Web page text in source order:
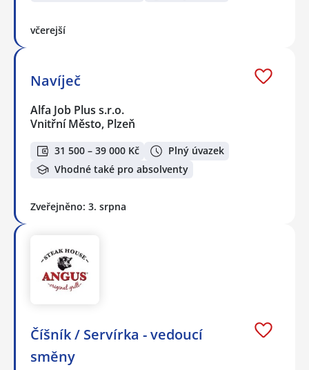
včerejší
Navíječ
Alfa Job Plus s.r.o.
Vnitřní Město, Plzeň
31 500 – 39 000 Kč
Plný úvazek
Vhodné také pro absolventy
Zveřejněno: 3. srpna
Číšník / Servírka - vedoucí
směny